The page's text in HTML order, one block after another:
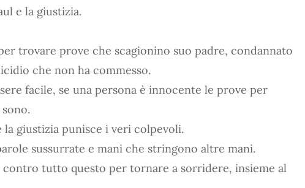
e la giustizia.
trovare prove che scagionino suo padre, condannato
che non ha commesso.
facile, se una persona è innocente le prove per
giustizia punisce i veri colpevoli.
sussurrate e mani che stringono altre mani.
contro tutto questo per tornare a sorridere, insieme al